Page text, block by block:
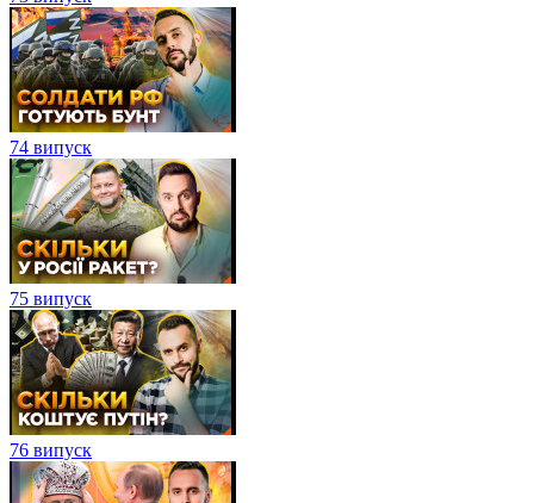
74 випуск
75 випуск
76 випуск